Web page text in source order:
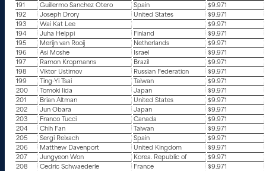
191
Guillermo Sanchez Otero Spain
$9.971
192
Joseph Drory United States
$9.971
193
Wai Kat Lee
$9.971
194
Juha Helppi Finland
$9.971
195
Merijn van Rooij Netherlands
$9.971
196
Asi Moshe Israel
$9.971
197
Ramon Kropmanns Brazil
$9.971
198
Viktor Ustimov Russian Federation
$9.971
199
Ting-Yi Tsai Taiwan
$9.971
200
Tomoki Iida Japan
$9.971
201
Brian Altman United States
$9.971
202
Jun Obara Japan
$9.971
203
Franco Tucci Canada
$9.971
204
Chih Fan Taiwan
$9.971
205
Sergi Reixach Spain
$9.971
206
Matthew Davenport United Kingdom
$9.971
207
Jungyeon Won Korea. Republic of
$9.971
208
Cedric Schwaederle France
$9.971